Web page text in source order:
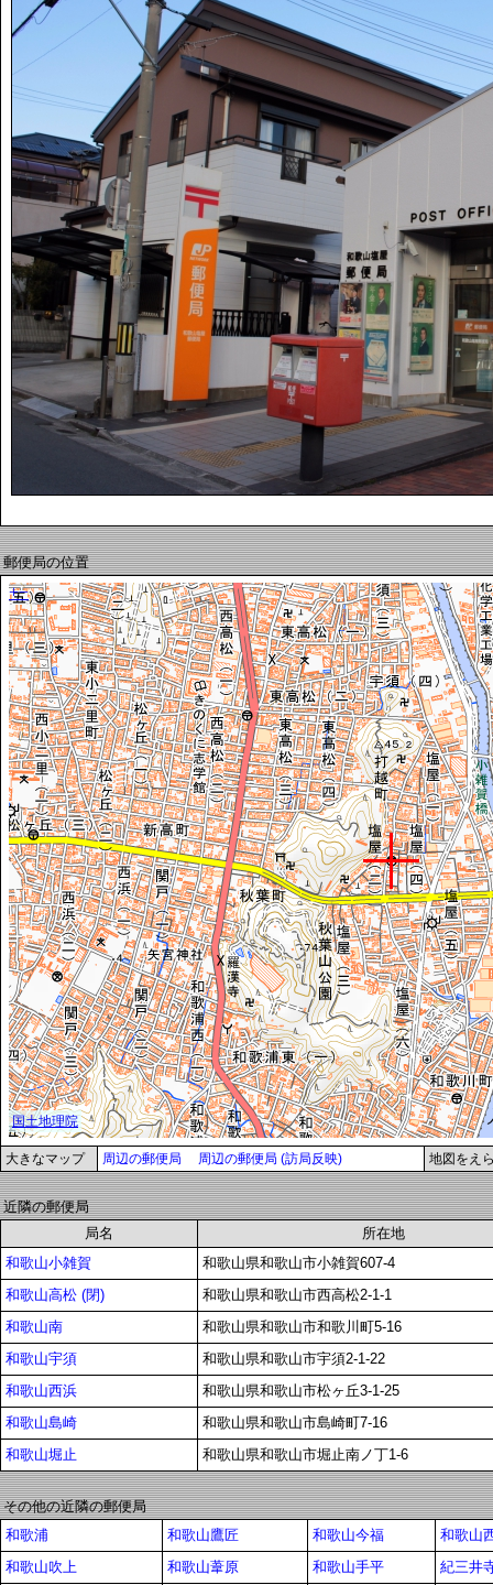
郵便局の位置
大きなマップ 周辺の郵便局 周辺の郵便局 (訪局反映) 地図をえ
近隣の郵便局
局名
所在地
和歌山小雑賀
和歌山県和歌山市小雑賀607-4
和歌山高松 (閉)
和歌山県和歌山市西高松2-1-1
和歌山南
和歌山県和歌山市和歌川町5-16
和歌山宇須
和歌山県和歌山市宇須2-1-22
和歌山西浜
和歌山県和歌山市松ヶ丘3-1-25
和歌山島崎
和歌山県和歌山市島崎町7-16
和歌山堀止
和歌山県和歌山市堀止南ノ丁1-6
その他の近隣の郵便局
和歌浦
和歌山鷹匠 和歌山今福
和歌山
和歌山吹上
和歌山葦原 和歌山手平
紀三井